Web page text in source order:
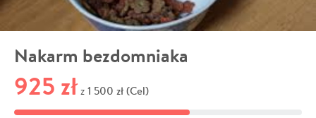
Nakarm bezdomniaka
925 zł z 1 500 zł (Cel)